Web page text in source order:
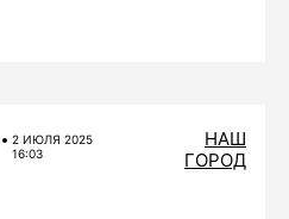
2 ИЮЛЯ 2025
16:03
НАШ
ГОРОД